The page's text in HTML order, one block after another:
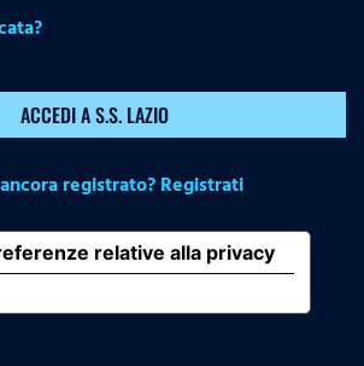
ACCEDI A S.S. LAZIO
registrato? Registrati
relative alla privacy